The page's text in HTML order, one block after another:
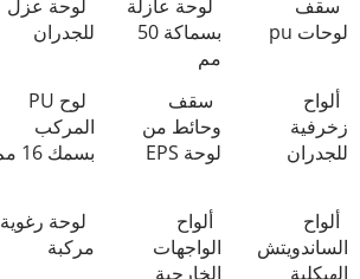
سقف
لوحات pu
لوحة عازلة
بسماكة 50
مم
لوحة عزل
للجدران
ألواح
زخرفية
للجدران
سقف
وحائط من
لوحة EPS
لوح PU
المركب
بسمك 16 مم
ألواح
الساندويتش
الهيكلية
ألواح
الواجهات
الخارجية
لوحة رغوية
مركبة